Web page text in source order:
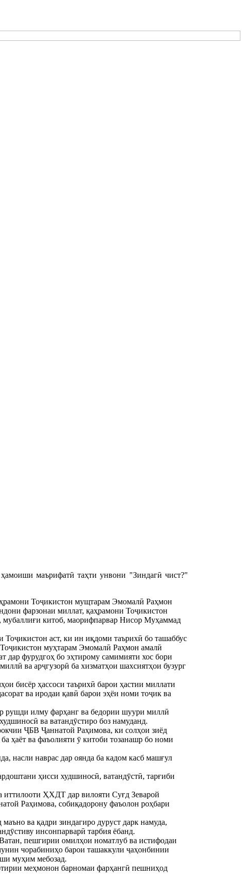
маърифатӣ таҳти унвони "Зиндагӣ чист?"
Тоҷикистон мущтарам Эмомалӣ Раҳмон
фарзонаи миллат, қаҳрамони Тоҷикистон
китоб, маорифпарвар Нисор Муҳаммад
аст, ки ин иқдоми таърихӣ бо ташаббус
муҳтарам Эмомалӣ Раҳмон амалӣ
фурудгоҳ бо эҳтирому самимияти хос бори
ва арҷгузорӣ ба хизматҳои шахсиятҳои бузург
бисёр ҳассоси таърихӣ барои ҳастии миллати
ва иродаи қавӣ барои эҳёи номи тоҷик ва
рушди илму фарҳанг ва бедории шуури миллӣ
ва ватандӯстиро боз намуданд.
ҶБВ Ҷаннатой Раҳимова, ки солҳои зиёд
ҳаёт ва фаъолияти ӯ китоби тозанашр бо номи
насли наврас дар оянда ба кадом касб машғул
ҳисси худшиносӣ, ватандӯстӣ, тарғиби
ҲХДТ дар вилояти Суғд Зеварой
Раҳимова, собиқадорону фаъолон роҳбари
ва қадри зиндагиро дуруст дарк намуда,
инсонпарварӣ тарбия ёбанд.
пешгирии омилҳои номатлуб ва истифодаи
чорабиниҳо барои ташаккули ҷаҳонбинии
муҳим мебозад.
меҳмонон барномаи фарҳангӣ пешниҳод